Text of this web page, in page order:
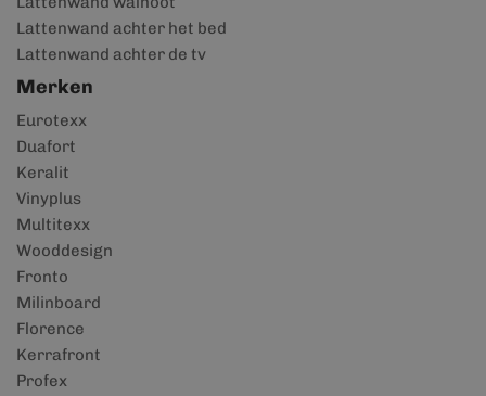
Lattenwand achter het bed
Lattenwand achter de tv
Merken
Eurotexx
Duafort
Keralit
Vinyplus
Multitexx
Wooddesign
Fronto
Milinboard
Florence
Kerrafront
Profex